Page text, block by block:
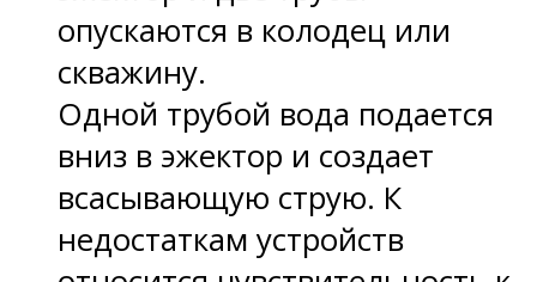
опускаются в колодец или
скважину.
Одной трубой вода подается
вниз в эжектор и создает
всасывающую струю. К
недостаткам устройств